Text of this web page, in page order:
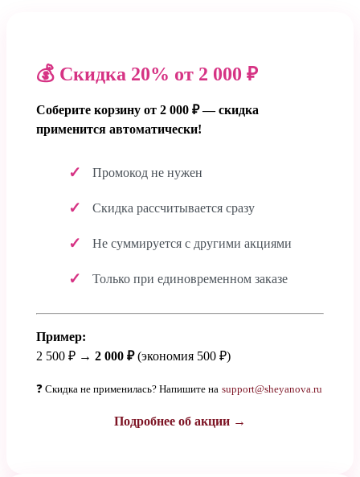
💰 Скидка 20% от 2 000 ₽
Соберите корзину от 2 000 ₽ — скидка
применится автоматически!
Промокод не нужен
Скидка рассчитывается сразу
Не суммируется с другими акциями
Только при единовременном заказе
Пример:
2 500 ₽ → 2 000 ₽(экономия 500 ₽)
❓ Скидка не применилась? Напишите на support@sheyanova.ru
Подробнее об акции →